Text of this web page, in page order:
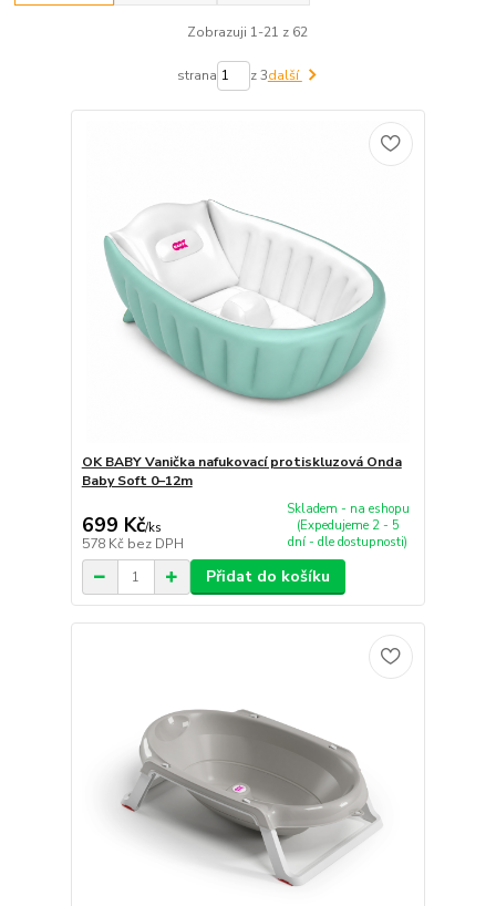
Zobrazuji 1-21 z 62
strana z 3další
OK BABY Vanička nafukovací protiskluzová Onda
Baby Soft 0–12m
699 Kč/ks
578 Kč bez DPH
Skladem - na eshopu
(Expedujeme 2 - 5
dní - dle dostupnosti)
Přidat do košíku